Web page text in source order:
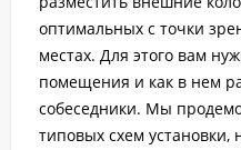
оптимальных с точки
местах. Для этого вам
помещения и как в нем
собеседники. Мы
типовых схем